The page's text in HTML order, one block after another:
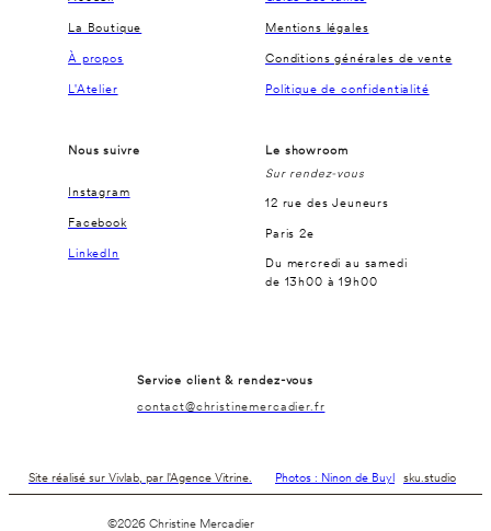
Nous suivre
Le showroom
Sur rendez-vous
12 rue des Jeuneurs
Paris 2e
Du mercredi au samedi
de 13h00 à 19h00
Instagram
La Boutique Mentions légales
Facebook
À propos Conditions générales de vente
LinkedIn
L'Atelier Politique de confidentialité
Service client & rendez-vous
contact@christinemercadier.fr
©2026 Christine Mercadier
Site réalisé sur Vivlab, par l'Agence Vitrine. sku.studio
Photos : Ninon de Buyl